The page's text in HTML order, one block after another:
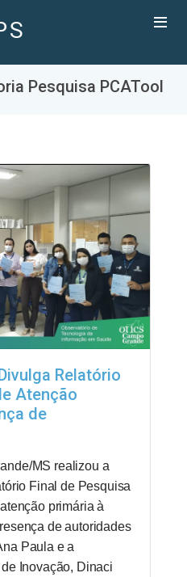
Pesquisa PCATool
Relatório
Atenção
de
MS realizou a
Final de Pesquisa
primária à
de autoridades
Paula e a
Inovação, Dinaci